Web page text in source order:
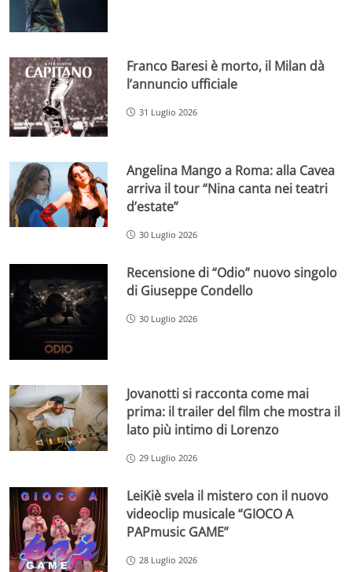
Franco Baresi è morto, il Milan dà
l’annuncio ufficiale
31 Luglio 2026
Angelina Mango a Roma: alla Cavea
arriva il tour “Nina canta nei teatri
d’estate”
30 Luglio 2026
Recensione di “Odio” nuovo singolo
di Giuseppe Condello
30 Luglio 2026
Jovanotti si racconta come mai
prima: il trailer del film che mostra il
lato più intimo di Lorenzo
29 Luglio 2026
LeiKiè svela il mistero con il nuovo
videoclip musicale “GIOCO A
PAPmusic GAME”
28 Luglio 2026